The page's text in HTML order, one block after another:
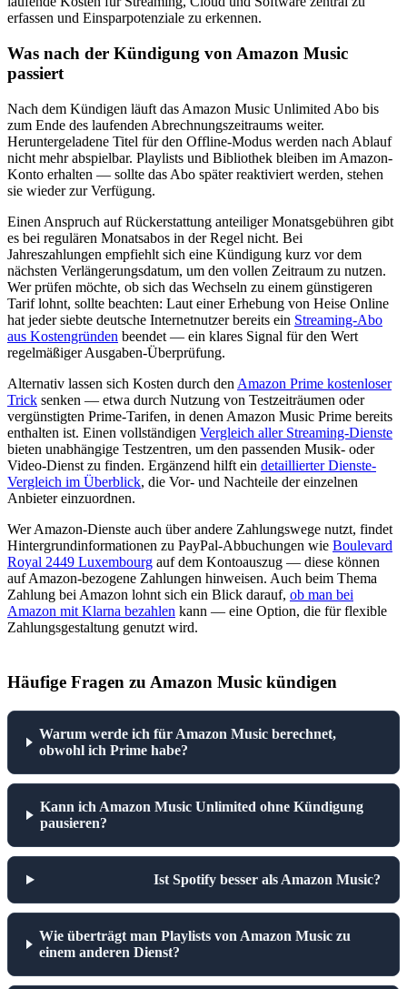
erfassen und Einsparpotenziale zu erkennen.
Was nach der Kündigung von Amazon Music
passiert
Nach dem Kündigen läuft das Amazon Music Unlimited Abo bis
zum Ende des laufenden Abrechnungszeitraums weiter.
Heruntergeladene Titel für den Offline-Modus werden nach Ablauf
nicht mehr abspielbar. Playlists und Bibliothek bleiben im Amazon-
Konto erhalten — sollte das Abo später reaktiviert werden, stehen
sie wieder zur Verfügung.
Einen Anspruch auf Rückerstattung anteiliger Monatsgebühren gibt
es bei regulären Monatsabos in der Regel nicht. Bei
Jahreszahlungen empfiehlt sich eine Kündigung kurz vor dem
nächsten Verlängerungsdatum, um den vollen Zeitraum zu nutzen.
Wer prüfen möchte, ob sich das Wechseln zu einem günstigeren
Tarif lohnt, sollte beachten: Laut einer Erhebung von Heise Online
hat jeder siebte deutsche Internetnutzer bereits ein Streaming-Abo
aus Kostengründen beendet — ein klares Signal für den Wert
regelmäßiger Ausgaben-Überprüfung.
Alternativ lassen sich Kosten durch den Amazon Prime kostenloser
Trick senken — etwa durch Nutzung von Testzeiträumen oder
vergünstigten Prime-Tarifen, in denen Amazon Music Prime bereits
enthalten ist. Einen vollständigen Vergleich aller Streaming-Dienste
bieten unabhängige Testzentren, um den passenden Musik- oder
Video-Dienst zu finden. Ergänzend hilft ein detaillierter Dienste-
Vergleich im Überblick, die Vor- und Nachteile der einzelnen
Anbieter einzuordnen.
Wer Amazon-Dienste auch über andere Zahlungswege nutzt, findet
Hintergrundinformationen zu PayPal-Abbuchungen wie Boulevard
Royal 2449 Luxembourg auf dem Kontoauszug — diese können
auf Amazon-bezogene Zahlungen hinweisen. Auch beim Thema
Zahlung bei Amazon lohnt sich ein Blick darauf, ob man bei
Amazon mit Klarna bezahlen kann — eine Option, die für flexible
Zahlungsgestaltung genutzt wird.
Häufige Fragen zu Amazon Music kündigen
Warum werde ich für Amazon Music berechnet,
obwohl ich Prime habe?
Kann ich Amazon Music Unlimited ohne Kündigung
pausieren?
Ist Spotify besser als Amazon Music?
Wie überträgt man Playlists von Amazon Music zu
einem anderen Dienst?